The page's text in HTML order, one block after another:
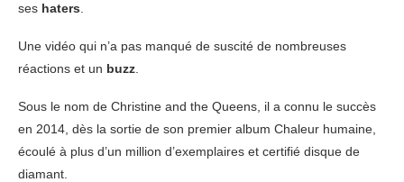
ses haters
Une vidéo qui n’a pas manqué de suscité de nombreuses
réactions et un buzz
Sous le nom de Christine and the Queens, il a connu le succès
en 2014, dès la sortie de son premier album Chaleur humaine,
écoulé à plus d’un million d’exemplaires et certifié disque de
diamant.